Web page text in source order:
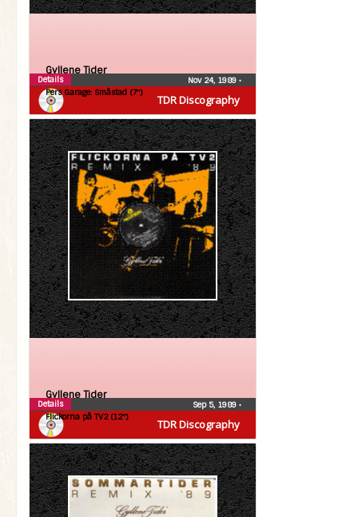
TDR Discography
Gyllene Tider
Pers Garage: Småstad (7″)
Nov 24, 1989 •
Details
TDR Discography
Gyllene Tider
Flickorna på TV2 (12″)
Sep 5, 1989 •
Details